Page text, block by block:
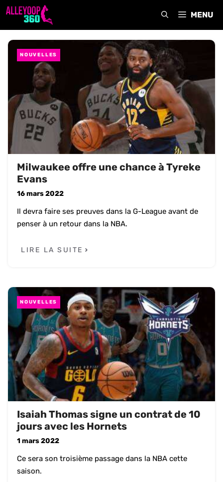
Aller
MENU
NOUVELLES
Milwaukee offre une chance à Tyreke
Evans
16 mars 2022
Il devra faire ses preuves dans la G-League avant de
penser à un retour dans la NBA.
LIRE LA SUITE
NOUVELLES
Isaiah Thomas signe un contrat de 10
jours avec les Hornets
1 mars 2022
Ce sera son troisième passage dans la NBA cette
saison.